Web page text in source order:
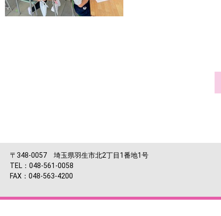
〒348-0057 埼玉県羽生市北2丁目1番地1号
TEL：048-561-0058
FAX：048-563-4200